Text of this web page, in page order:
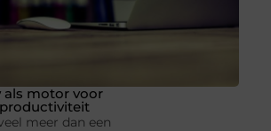
motor voor
meer dan een